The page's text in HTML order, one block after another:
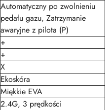
Automatyczny po zwolnieniu
pedału gazu, Zatrzymanie
awaryjne z pilota (P)
+
+
X
Ekoskóra
Miękkie EVA
2.4G, 3 prędkości